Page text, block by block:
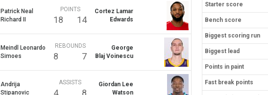
Patrick Neal
Richard II
POINTS
18 14
Cortez Lamar
Edwards
Meindl Leonardo
Simoes
REBOUNDS
8 7
George
Blaj Voinescu
Andrija
Stipanovic
ASSISTS
4 8
Giordan Lee
Watson
Starter score
Bench score
Biggest scoring run
Biggest lead
Points in paint
Fast break points